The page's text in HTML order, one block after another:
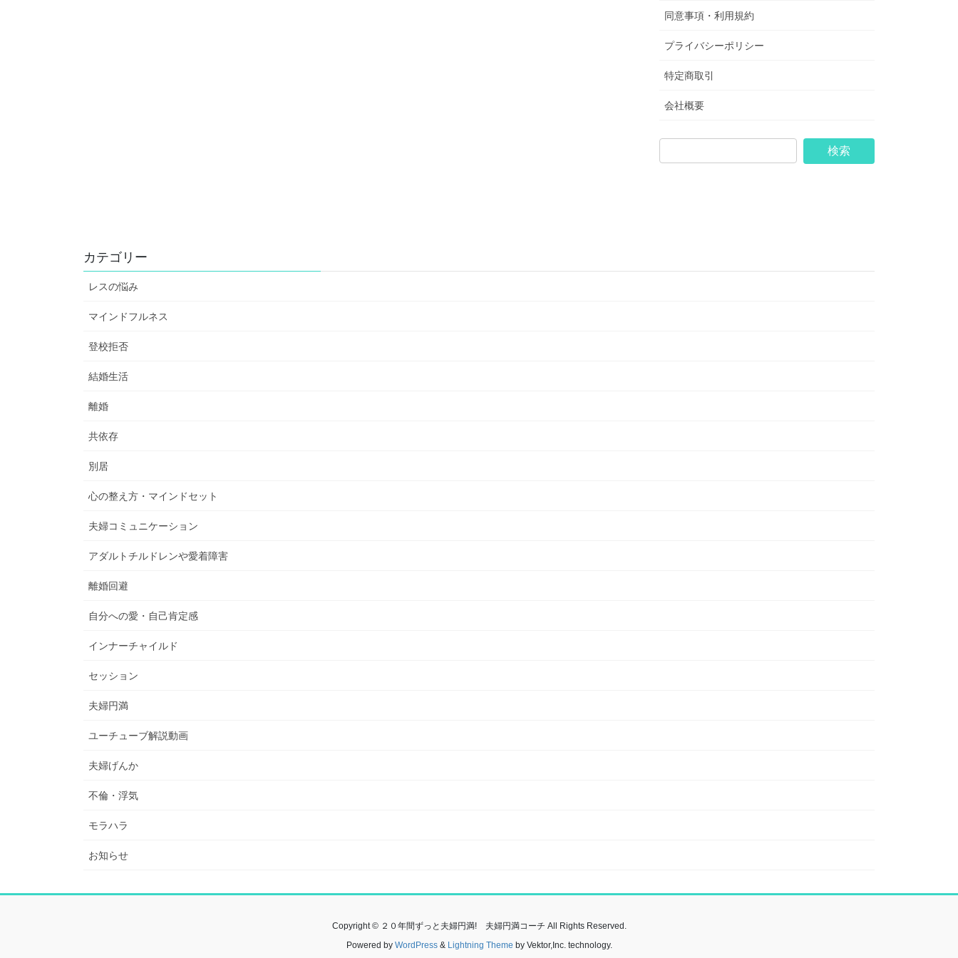
同意事項・利用規約
プライバシーポリシー
特定商取引
会社概要
カテゴリー
レスの悩み
マインドフルネス
登校拒否
結婚生活
離婚
共依存
別居
心の整え方・マインドセット
夫婦コミュニケーション
アダルトチルドレンや愛着障害
離婚回避
自分への愛・自己肯定感
インナーチャイルド
セッション
夫婦円満
ユーチューブ解説動画
夫婦げんか
不倫・浮気
モラハラ
お知らせ
Copyright © ２０年間ずっと夫婦円満! 夫婦円満コーチ All Rights Reserved.
Powered by WordPress& Lightning Theme by Vektor,Inc. technology.